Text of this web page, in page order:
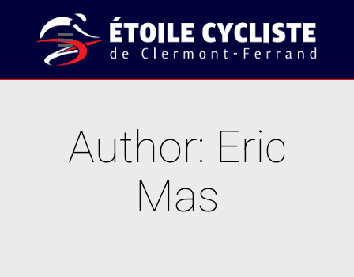
Author: Eric
Mas